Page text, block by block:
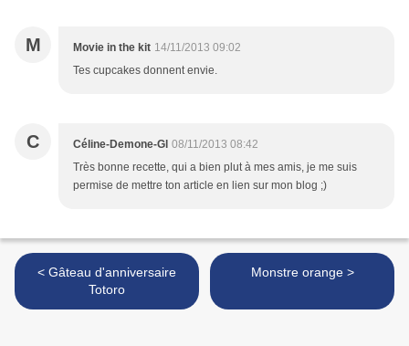
M Movie in the kit 14/11/2013 09:02
Tes cupcakes donnent envie.
C Céline-Demone-Gl 08/11/2013 08:42
Très bonne recette, qui a bien plut à mes amis, je me suis
permise de mettre ton article en lien sur mon blog ;)
< Gâteau d'anniversaire
Totoro
Monstre orange >